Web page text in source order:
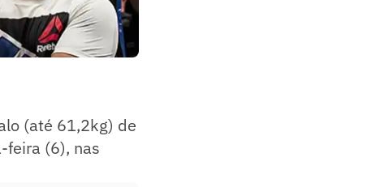
(até 61,2kg) de
feira (6), nas